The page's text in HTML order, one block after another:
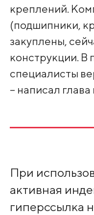
креплений.
(подшипники,
закуплены,
конструкции. В
специалисты
– написал глава
При
активная
гиперссылка